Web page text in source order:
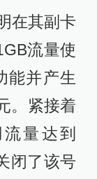
在其副卡
流量使
能并产生
。紧接着
量达到
闭了该号